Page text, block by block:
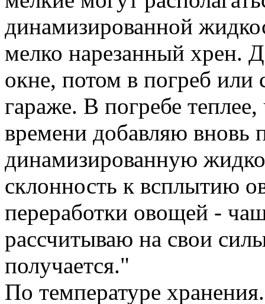
динамизированной
мелко нарезанный хрен.
окне, потом в погреб или
гараже. В погребе
времени добавляю вновь
динамизированную
склонность к всплытию
переработки овощей -
рассчитываю на свои
получается."
По температуре